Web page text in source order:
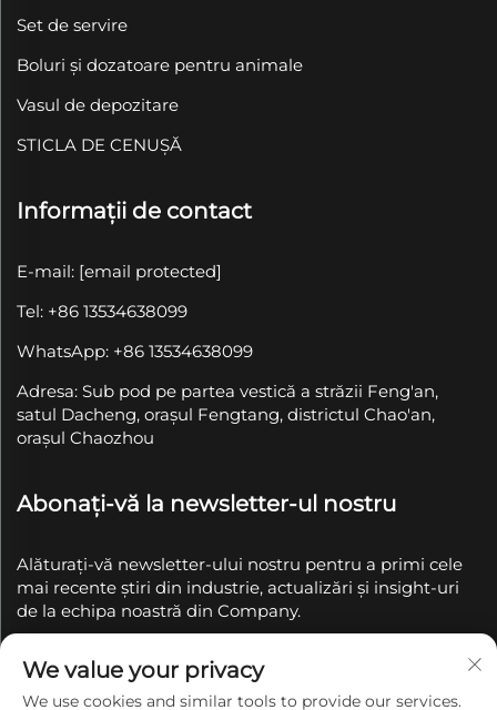
Set de servire
Boluri și dozatoare pentru animale
Vasul de depozitare
STICLA DE CENUȘĂ
Informații de contact
E-mail: [email protected]
Tel: +86 13534638099
WhatsApp: +86 13534638099
Adresa: Sub pod pe partea vestică a străzii Feng'an,
satul Dacheng, orașul Fengtang, districtul Chao'an,
orașul Chaozhou
Abonați-vă la newsletter-ul nostru
Alăturați-vă newsletter-ului nostru pentru a primi cele
mai recente știri din industrie, actualizări și insight-uri
de la echipa noastră din Company.
We value your privacy
We use cookies and similar tools to provide our services.